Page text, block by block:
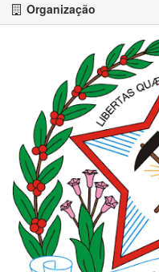
Organização